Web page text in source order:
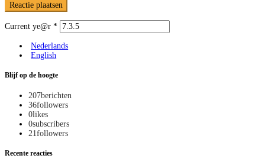
Current ye@r *
Nederlands
English
Blijf op de hoogte
207berichten
36followers
0likes
0subscribers
21followers
Recente reacties